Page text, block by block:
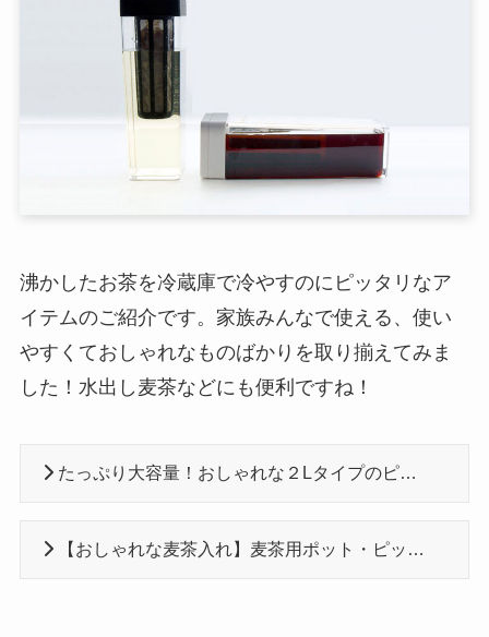
沸かしたお茶を冷蔵庫で冷やすのにピッタリなア
イテムのご紹介です。家族みんなで使える、使い
やすくておしゃれなものばかりを取り揃えてみま
した！水出し麦茶などにも便利ですね！
たっぷり大容量！おしゃれな２Lタイプのピッチャーおすすめ10選
【おしゃれな麦茶入れ】麦茶用ポット・ピッチャーおすすめ６選